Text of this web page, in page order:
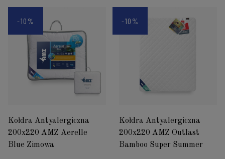
Kołdra Antyalergiczna
200x220 AMZ Aerelle
Blue Zimowa
-10%
Kołdra Antyalergiczna
200x220 AMZ Outlast
Bamboo Super Summer
-10%